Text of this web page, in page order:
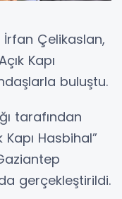
Çelikaslan,
Kapı
buluştu.
tarafından
Hasbihal”
gerçekleştirildi.